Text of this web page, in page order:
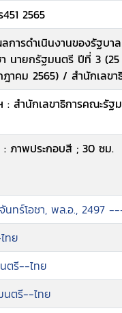
2565
การดำเนินงานของรัฐบา
า นายกรัฐมนตรี ปีที่ 3
าคม 2565) / สำนักเลข
: สำนักเลขาธิการคณะรัฐ
: ภาพประกอบสี ; 30 ซม.
นทร์โอชา, พล.อ., 2497
ทย
ตรี--ไทย
นตรี--ไทย